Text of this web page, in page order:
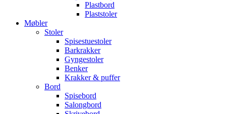
Plastbord
Plaststoler
Møbler
Stoler
Spisestuestoler
Barkrakker
Gyngestoler
Benker
Krakker & puffer
Bord
Spisebord
Salongbord